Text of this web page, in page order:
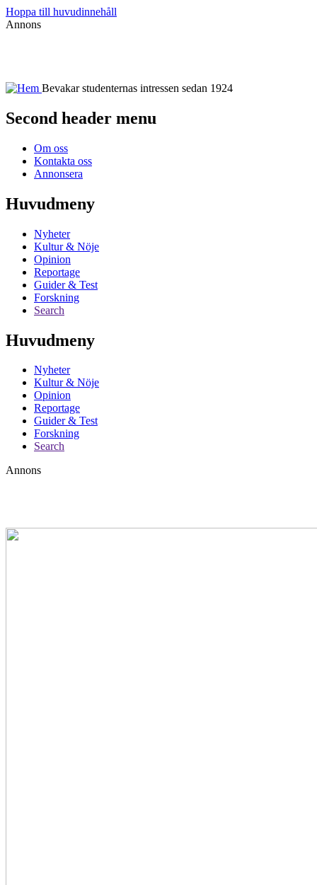
Hoppa till huvudinnehåll
Annons
Bevakar studenternas intressen sedan 1924
Second header menu
Om oss
Kontakta oss
Annonsera
Huvudmeny
Nyheter
Kultur & Nöje
Opinion
Reportage
Guider & Test
Forskning
Search
Huvudmeny
Nyheter
Kultur & Nöje
Opinion
Reportage
Guider & Test
Forskning
Search
Annons